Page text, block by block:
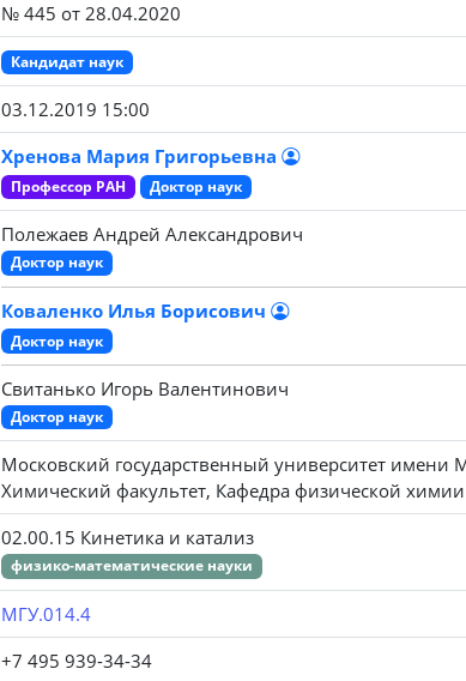
№ 445 от 28.04.2020
Кандидат наук
03.12.2019 15:00
Хренова Мария Григорьевна
Профессор РАН Доктор наук
Полежаев Андрей Александрович
Доктор наук
Коваленко Илья Борисович
Доктор наук
Свитанько Игорь Валентинович
Доктор наук
Московский государственный университет имени
Химический факультет, Кафедра физической химии
02.00.15 Кинетика и катализ
физико-математические науки
МГУ.014.4
+7 495 939-34-34